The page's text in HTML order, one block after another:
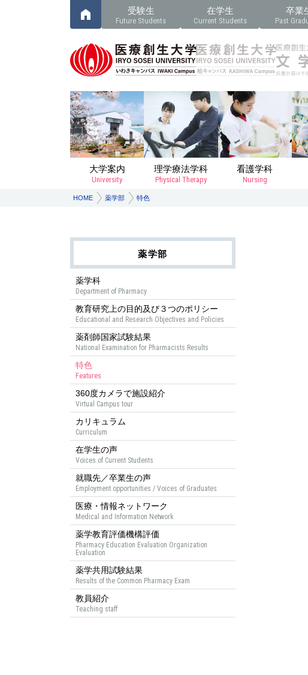
受験生
Future Students
在学生
Current Students
卒業
Past
大学案内
University
理学療法学科
Physical Therapy
看護学科
Nursing
HOME 薬学部 特色
薬学部
薬学科
Department of Pharmacy
教育研究上の目的及び３つのポリシー
Educational and Research Objectives and Policies
薬剤師国家試験結果
National Examination for Pharmacists Results
特色
Features
360度カメラで施設紹介
Virtual Campus tour
カリキュラム
Curriculum
在学生の声
Voices of Current Students
就職先／卒業生の声
Employment opportunities / Voices of Graduates
医療・情報ネットワーク
Medical and Information Network
薬学教育評価機構評価
Pharmacy Education Evaluation Organization
Evaluation
薬学共用試験結果
Results of the Common Pharmacy Exam
教員紹介
Teaching staff